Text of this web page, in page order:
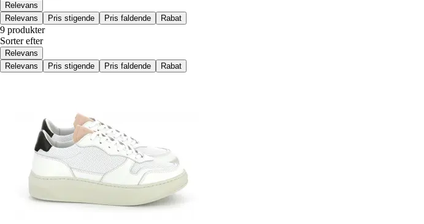
Relevans
Relevans
Pris stigende Pris faldende Rabat
9 produkter
Sorter efter
Relevans
Relevans
Pris stigende Pris faldende Rabat